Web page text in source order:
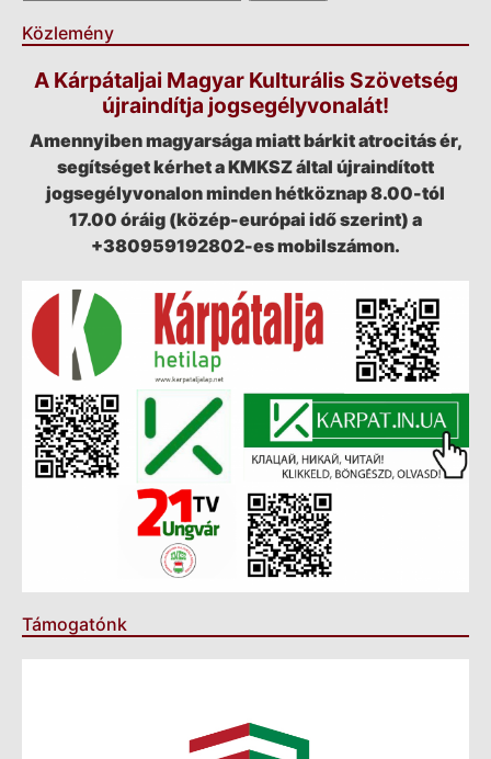
Közlemény
A Kárpátaljai Magyar Kulturális Szövetség
újraindítja jogsegélyvonalát!
Amennyiben magyarsága miatt bárkit atrocitás ér,
segítséget kérhet a KMKSZ által újraindított
jogsegélyvonalon minden hétköznap 8.00-tól
17.00 óráig (közép-európai idő szerint) a
+380959192802-es mobilszámon.
Támogatónk